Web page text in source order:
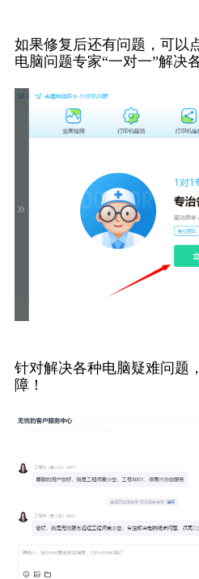
如果修复后还有问题，可以
电脑问题专家“一对一”解决
针对解决各种电脑疑难问题
障！